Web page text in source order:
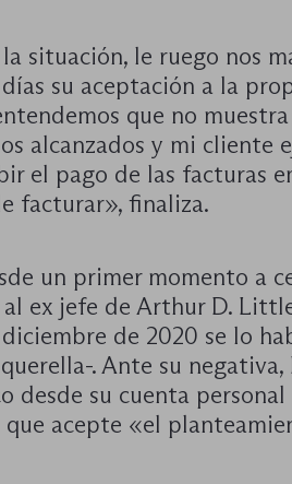
situación, le ruego nos
su aceptación a la
que no
alcanzados y mi cliente
el pago de las facturas
facturar», finaliza.
un primer momento a
ex jefe de Arthur D.
de 2020 se lo
. Ante su
desde su cuenta personal
que acepte «el